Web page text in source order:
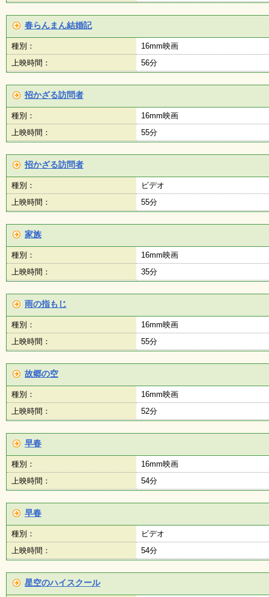
春らんまん結婚記
種別：
16mm映画
上映時間：
56分
招かざる訪問者
種別：
16mm映画
上映時間：
55分
招かざる訪問者
種別：
ビデオ
上映時間：
55分
家族
種別：
16mm映画
上映時間：
35分
雨の指もじ
種別：
16mm映画
上映時間：
55分
故郷の空
種別：
16mm映画
上映時間：
52分
早春
種別：
16mm映画
上映時間：
54分
早春
種別：
ビデオ
上映時間：
54分
星空のハイスクール